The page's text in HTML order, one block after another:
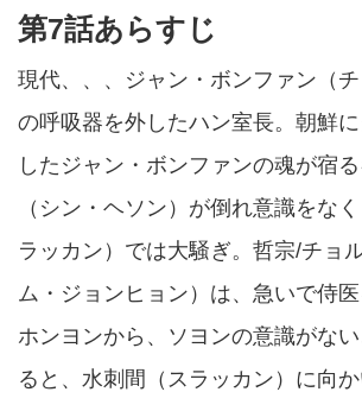
第7話あらすじ
現代、、、ジャン・ボンファン（チ
の呼吸器を外したハン室長。朝鮮
したジャン・ボンファンの魂が宿
（シン・ヘソン）が倒れ意識をな
ラッカン）では大騒ぎ。哲宗/チョ
ム・ジョンヒョン）は、急いで侍
ホンヨンから、ソヨンの意識がな
ると、水刺間（スラッカン）に向か